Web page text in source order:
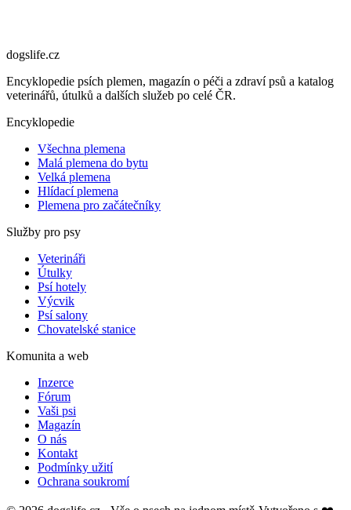
dogslife.cz
Encyklopedie psích plemen, magazín o péči a zdraví psů a katalog
veterinářů, útulků a dalších služeb po celé ČR.
Encyklopedie
Všechna plemena
Malá plemena do bytu
Velká plemena
Hlídací plemena
Plemena pro začátečníky
Služby pro psy
Veterináři
Útulky
Psí hotely
Výcvik
Psí salony
Chovatelské stanice
Komunita a web
Inzerce
Fórum
Vaši psi
Magazín
O nás
Kontakt
Podmínky užití
Ochrana soukromí